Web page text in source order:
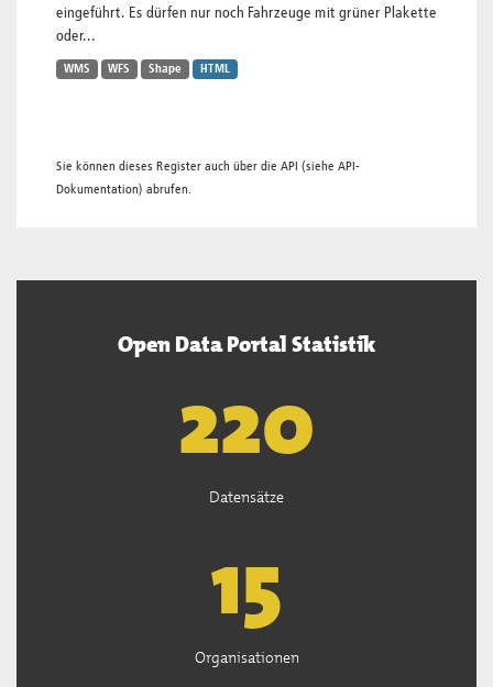
eingeführt. Es dürfen nur noch Fahrzeuge mit grüner Plakette
oder...
WMS WFS Shape HTML
Sie können dieses Register auch über die API (siehe API-
Dokumentation) abrufen.
Open Data Portal Statistik
222
Datensätze
15
Organisationen